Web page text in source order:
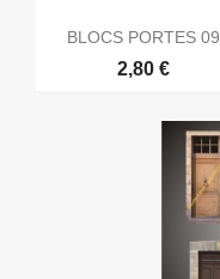
BLOCS PORTES 09
2,80 €